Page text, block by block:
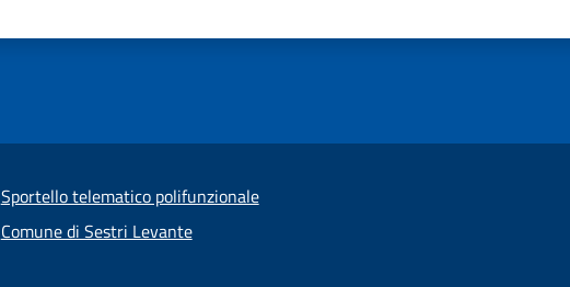
Sportello telematico polifunzionale
Comune di Sestri Levante